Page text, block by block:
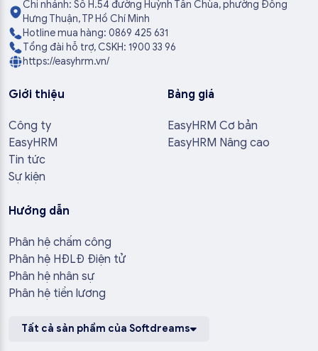
Chi nhánh: Số H.54 đường Huỳnh Tấn Chùa, phường Đông
Hưng Thuận, TP Hồ Chí Minh
Hotline mua hàng: 0869 425 631
Tổng đài hỗ trợ, CSKH: 1900 33 96
https://easyhrm.vn/
Giới thiệu
Công ty
EasyHRM
Tin tức
Sự kiện
Bảng giá
EasyHRM Cơ bản
EasyHRM Nâng cao
Hướng dẫn
Phân hệ chấm công
Phân hệ HĐLĐ Điện tử
Phân hệ nhân sự
Phân hệ tiền lương
Tất cả sản phẩm của Softdreams